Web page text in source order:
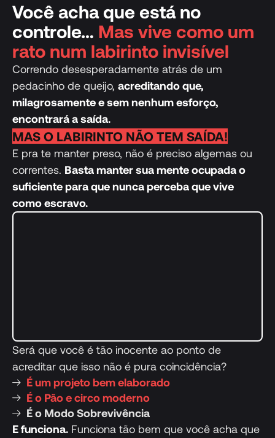
Você acha que está no
controle… Mas vive como um
rato num labirinto invisível
Correndo desesperadamente atrás de um
pedacinho de queijo, acreditando que,
milagrosamente e sem nenhum esforço,
encontrará a saída.
MAS O LABIRINTO NÃO TEM SAÍDA!
E pra te manter preso, não é preciso algemas ou
correntes. Basta manter sua mente ocupada o
suficiente para que nunca perceba que vive
como escravo.
Será que você é tão inocente ao ponto de
acreditar que isso não é pura coincidência?
É um projeto bem elaborado
É o Pão e circo moderno
É o Modo Sobrevivência
E funciona. Funciona tão bem que você acha que